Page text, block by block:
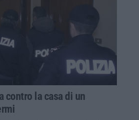
contro la casa di un